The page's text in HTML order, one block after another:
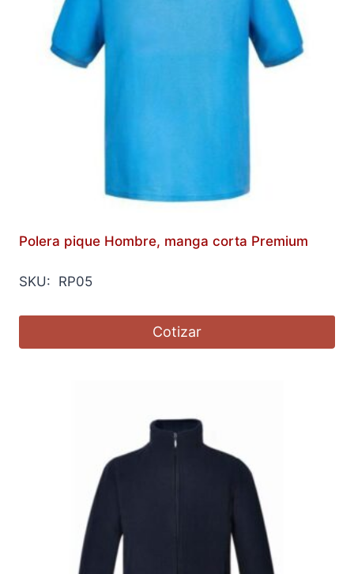
Polera pique Hombre, manga corta Premium
SKU: RP05
Cotizar